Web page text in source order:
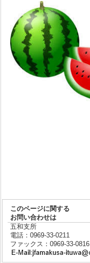
このページに関する
お問い合わせは
五和支所
電話：0969-33-0211
ファックス：0969-33-0816